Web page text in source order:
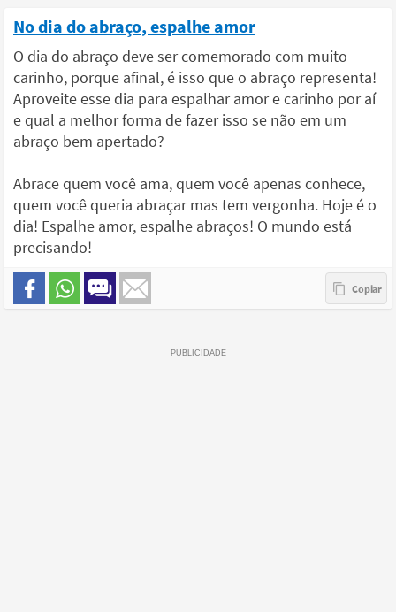
No dia do abraço, espalhe amor
O dia do abraço deve ser comemorado com muito
carinho, porque afinal, é isso que o abraço representa!
Aproveite esse dia para espalhar amor e carinho por aí
e qual a melhor forma de fazer isso se não em um
abraço bem apertado?
Abrace quem você ama, quem você apenas conhece,
quem você queria abraçar mas tem vergonha. Hoje é o
dia! Espalhe amor, espalhe abraços! O mundo está
precisando!